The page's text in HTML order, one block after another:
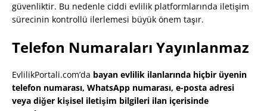
güvenliktir. Bu nedenle ciddi evlilik platformlarında iletişim
sürecinin kontrollü ilerlemesi büyük önem taşır.
Telefon Numaraları Yayınlanmaz
EvlilikPortali.com’da bayan evlilik ilanlarında hiçbir üyenin
telefon numarası, WhatsApp numarası, e-posta adresi
veya diğer kişisel iletişim bilgileri ilan içerisinde